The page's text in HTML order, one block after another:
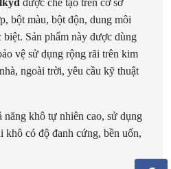
được chế tạo trên cơ sở
bột màu, bột độn, dung môi
Sản phẩm này được dùng
vệ sử dụng rộng rãi trên kim
ngoài trời, yêu cầu kỹ thuật
năng khô tự nhiên cao, sử dụng
khô có độ đanh cứng, bền uốn,